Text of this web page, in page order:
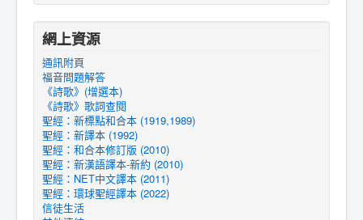
網上資源
通訊附頁
福音問題解答
《詩歌》(增選本)
《詩歌》歌詞查閱
聖經：新標點和合本 (1919,1989)
聖經：新譯本 (1992)
聖經：和合本修訂版 (2010)
聖經：新漢語譯本-新約 (2010)
聖經：NET中文譯本 (2011)
聖經：環球聖經譯本 (2022)
信徒生活